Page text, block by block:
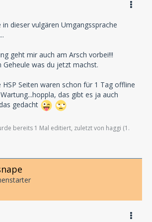
dieser vulgären Umgangssprache
geht mir auch am Arsch vorbei!!!
Geheule was du jetzt machst.
Seiten waren schon für 1 Tag offline
das gibt es ja auch
gedacht
bereits 1 Mal editiert, zuletzt von haggi (1.